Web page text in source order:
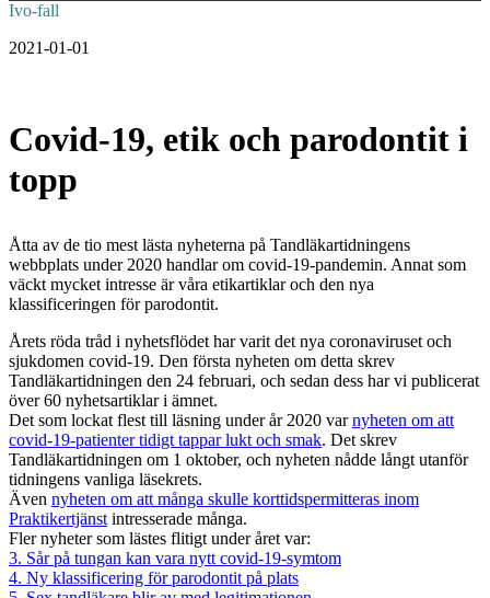
Ivo-fall
2021-01-01
Covid-19, etik och parodontit i
topp
Åtta av de tio mest lästa nyheterna på Tandläkartidningens
webbplats under 2020 handlar om covid-19-pandemin. Annat som
väckt mycket intresse är våra etikartiklar och den nya
klassificeringen för parodontit.
Årets röda tråd i nyhetsflödet har varit det nya coronaviruset och
sjukdomen covid-19. Den första nyheten om detta skrev
Tandläkartidningen den 24 februari, och sedan dess har vi publicerat
över 60 nyhetsartiklar i ämnet.
Det som lockat flest till läsning under år 2020 varnyheten om att
covid-19-patienter tidigt tappar lukt och smak. Det skrev
Tandläkartidningen om 1 oktober, och nyheten nådde långt utanför
tidningens vanliga läsekrets.
Även nyheten om att många skulle korttidspermitteras inom
Praktikertjänst intresserade många.
Fler nyheter som lästes flitigt under året var:
3. Sår på tungan kan vara nytt covid-19-symtom
4. Ny klassificering för parodontit på plats